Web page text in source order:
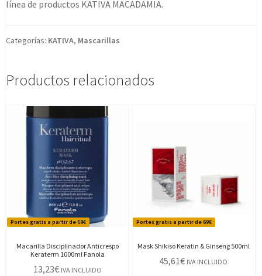
línea de productos KATIVA MACADAMIA.
Categorías: KATIVA, Mascarillas
Productos relacionados
Portes gratis a partir de 69€
Macarilla Disciplinador Anticrespo
Keraterm 1000ml Fanola
13,23€ IVA INCLUIDO
Portes gratis a partir de 69€
Mask Shikiso Keratin & Ginseng 500ml
45,61€ IVA INCLUIDO